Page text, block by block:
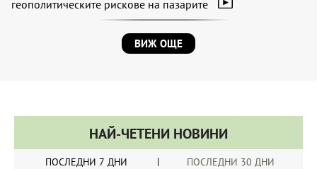
геополитическите рискове на пазарите
ВИЖ ОЩЕ
НАЙ-ЧЕТЕНИ НОВИНИ
ПОСЛЕДНИ 7 ДНИ ПОСЛЕДНИ 30 ДНИ